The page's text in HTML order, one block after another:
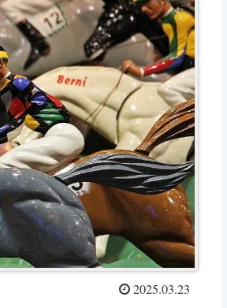
2025.03.23